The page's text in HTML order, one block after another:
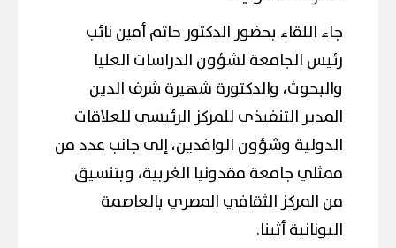
جاء اللقاء بحضور الدكتور حاتم أمين نائب
رئيس الجامعة لشؤون الدراسات العليا
والبحوث، والدكتورة شهيرة شرف الدين
المدير التنفيذي للمركز الرئيسي للعلاقات
الدولية وشؤون الوافدين، إلى جانب عدد من
ممثلي جامعة مقدونيا الغربية، وبتنسيق
من المركز الثقافي المصري بالعاصمة
اليونانية أثينا.